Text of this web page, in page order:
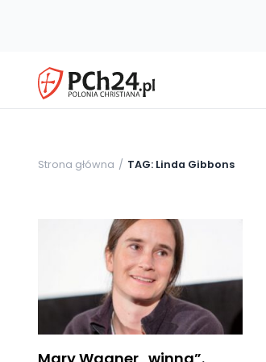
Strona główna TAG: Linda Gibbons